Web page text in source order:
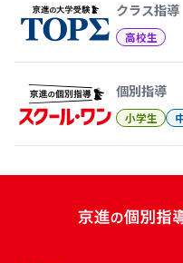
クラス指導
高校生
個別指導
小学生